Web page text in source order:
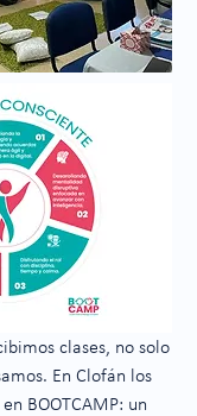
clases, no solo
En Clofán los
BOOTCAMP: un